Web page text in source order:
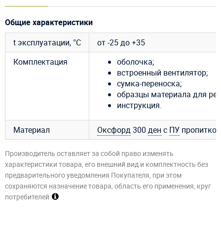
Общие характеристики
t эксплуатации, °C
от -25 до +35
Комплектация
оболочка;
встроенный вентилятор;
сумка-переноска;
образцы материала для
инструкция.
Материал Оксфорд300 ден с ПУ пропиткой
Производитель оставляет за собой право изменять
характеристики товара, его внешний вид и комплектность без
предварительного уведомления Покупателя, при этом
сохраняются назначение товара, область его применения, круг
потребителей